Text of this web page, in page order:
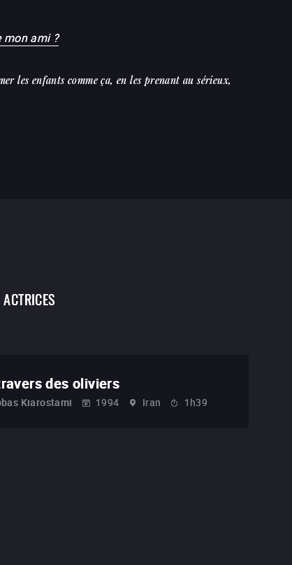
mon ami ?
les enfants comme ça, en les prenant au sérieux,
ACTRICES
des oliviers
Kiarostami 1994 Iran 1h39